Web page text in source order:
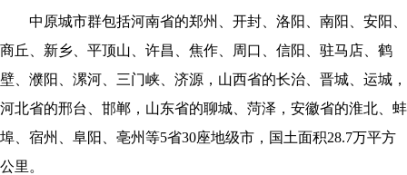
中原城市群包括河南省的郑州、开封、洛阳、南阳、安阳、
商丘、新乡、平顶山、许昌、焦作、周口、信阳、驻马店、鹤
壁、濮阳、漯河、三门峡、济源，山西省的长治、晋城、运城，
河北省的邢台、邯郸，山东省的聊城、菏泽，安徽省的淮北、蚌
埠、宿州、阜阳、亳州等5省30座地级市，国土面积28.7万平方
公里。